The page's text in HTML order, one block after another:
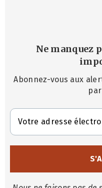
Ne manquez
Abonnez-vous aux